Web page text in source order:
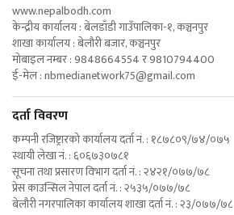
www.nepalbodh.com
केन्द्रीय कार्यालय : बेलडाँडी गाउँपालिका-१, कञ्चनपुर
शाखा कार्यालय : बेलौरी बजार, कञ्चनपुर
मोबाइल नम्बर : 9848664554 र 9810794400
ई-मेल :nbmedianetwork75@gmail.com
दर्ता विवरण
कम्पनी रजिष्ट्रारको कार्यालय दर्ता नं. : १८७८०९/७४/०७५
स्थायी लेखा नं. : ६०६७३०७८१
सूचना तथा प्रसारण विभाग दर्ता नं. : २४२१/०७७/७८
प्रेस काउन्सिल नेपाल दर्ता नं. : २५३५/०७७/७८
बेलौरी नगरपालिका कार्यालय शाखा दर्ता नं. : २३/०७७/७८